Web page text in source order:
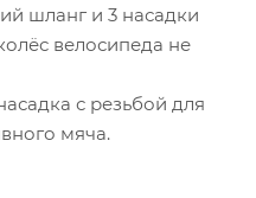
шланг и 3 насадки
велосипеда не
с резьбой для
мяча.